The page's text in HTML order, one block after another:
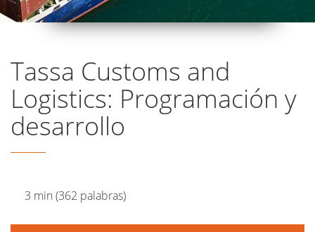
Tassa Customs and
Logistics: Programación y
desarrollo
3 min (362 palabras)